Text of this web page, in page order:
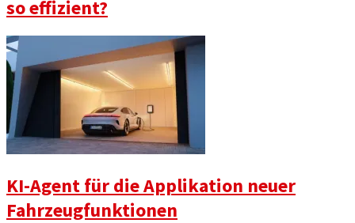
so effizient?
KI-Agent für die Applikation neuer
Fahrzeugfunktionen